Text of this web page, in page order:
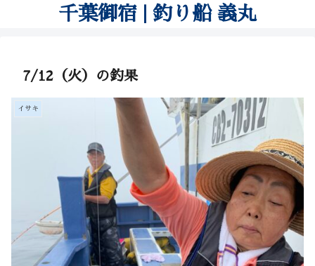
千葉御宿 | 釣り船 義丸
7/12（火）の釣果
イサキ